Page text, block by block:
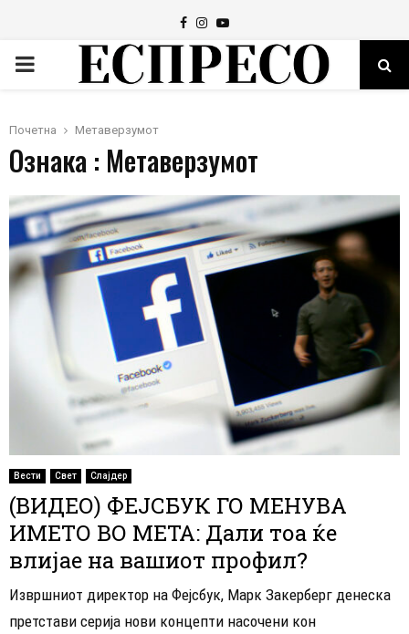
Facebook
Instagram
Youtube
PRIMARY
Почетна Метаверзумот
Ознака : Метаверзумот
Вести Свет Слајдер
(ВИДЕО) ФЕЈСБУК ГО МЕНУВА
ИМЕТО ВО МЕТА: Дали тоа ќе
влијае на вашиот профил?
Извршниот директор на Фејсбук, Марк Закерберг денеска
претстави серија нови концепти насочени кон